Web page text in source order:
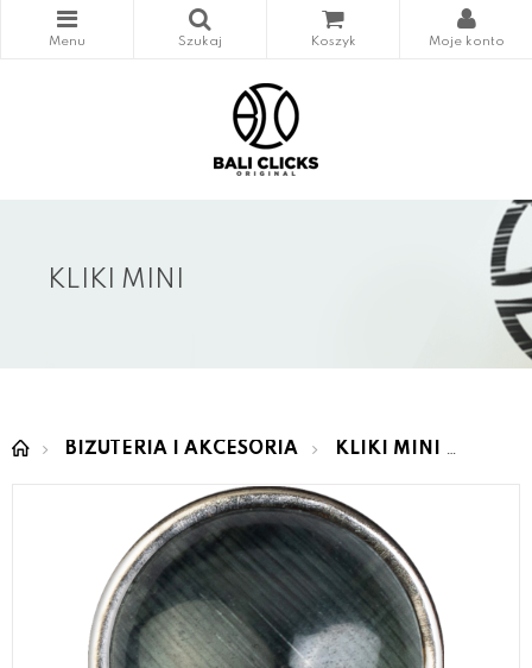
KLIKI MINI
BIŻUTERIA I AKCESORIA KLIKI MINI